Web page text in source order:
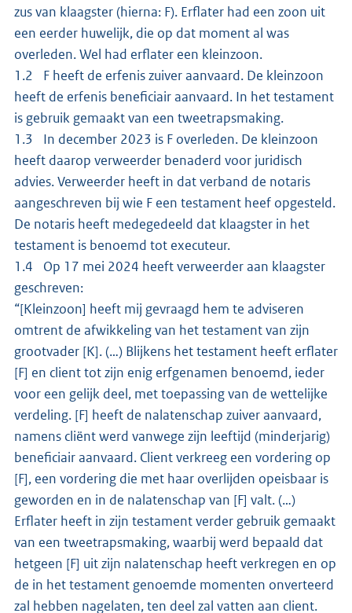
zus van klaagster (hierna: F). Erflater had een zoon uit
een eerder huwelijk, die op dat moment al was
overleden. Wel had erflater een kleinzoon.
1.2 F heeft de erfenis zuiver aanvaard. De kleinzoon
heeft de erfenis beneficiair aanvaard. In het testament
is gebruik gemaakt van een tweetrapsmaking.
1.3 In december 2023 is F overleden. De kleinzoon
heeft daarop verweerder benaderd voor juridisch
advies. Verweerder heeft in dat verband de notaris
aangeschreven bij wie F een testament heef opgesteld.
De notaris heeft medegedeeld dat klaagster in het
testament is benoemd tot executeur.
1.4 Op 17 mei 2024 heeft verweerder aan klaagster
geschreven:
“[Kleinzoon] heeft mij gevraagd hem te adviseren
omtrent de afwikkeling van het testament van zijn
grootvader [K]. (…) Blijkens het testament heeft erflater
[F] en client tot zijn enig erfgenamen benoemd, ieder
voor een gelijk deel, met toepassing van de wettelijke
verdeling. [F] heeft de nalatenschap zuiver aanvaard,
namens cliënt werd vanwege zijn leeftijd (minderjarig)
beneficiair aanvaard. Client verkreeg een vordering op
[F], een vordering die met haar overlijden opeisbaar is
geworden en in de nalatenschap van [F] valt. (…)
Erflater heeft in zijn testament verder gebruik gemaakt
van een tweetrapsmaking, waarbij werd bepaald dat
hetgeen [F] uit zijn nalatenschap heeft verkregen en op
de in het testament genoemde momenten onverteerd
zal hebben nagelaten, ten deel zal vatten aan client.